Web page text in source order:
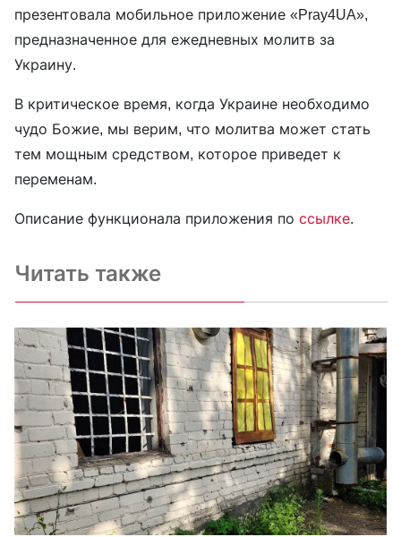
презентовала мобильное приложение «Pray4UA»,
предназначенное для ежедневных молитв за
Украину.
В критическое время, когда Украине необходимо
чудо Божие, мы верим, что молитва может стать
тем мощным средством, которое приведет к
переменам.
Описание функционала приложения по ссылке.
Читать также